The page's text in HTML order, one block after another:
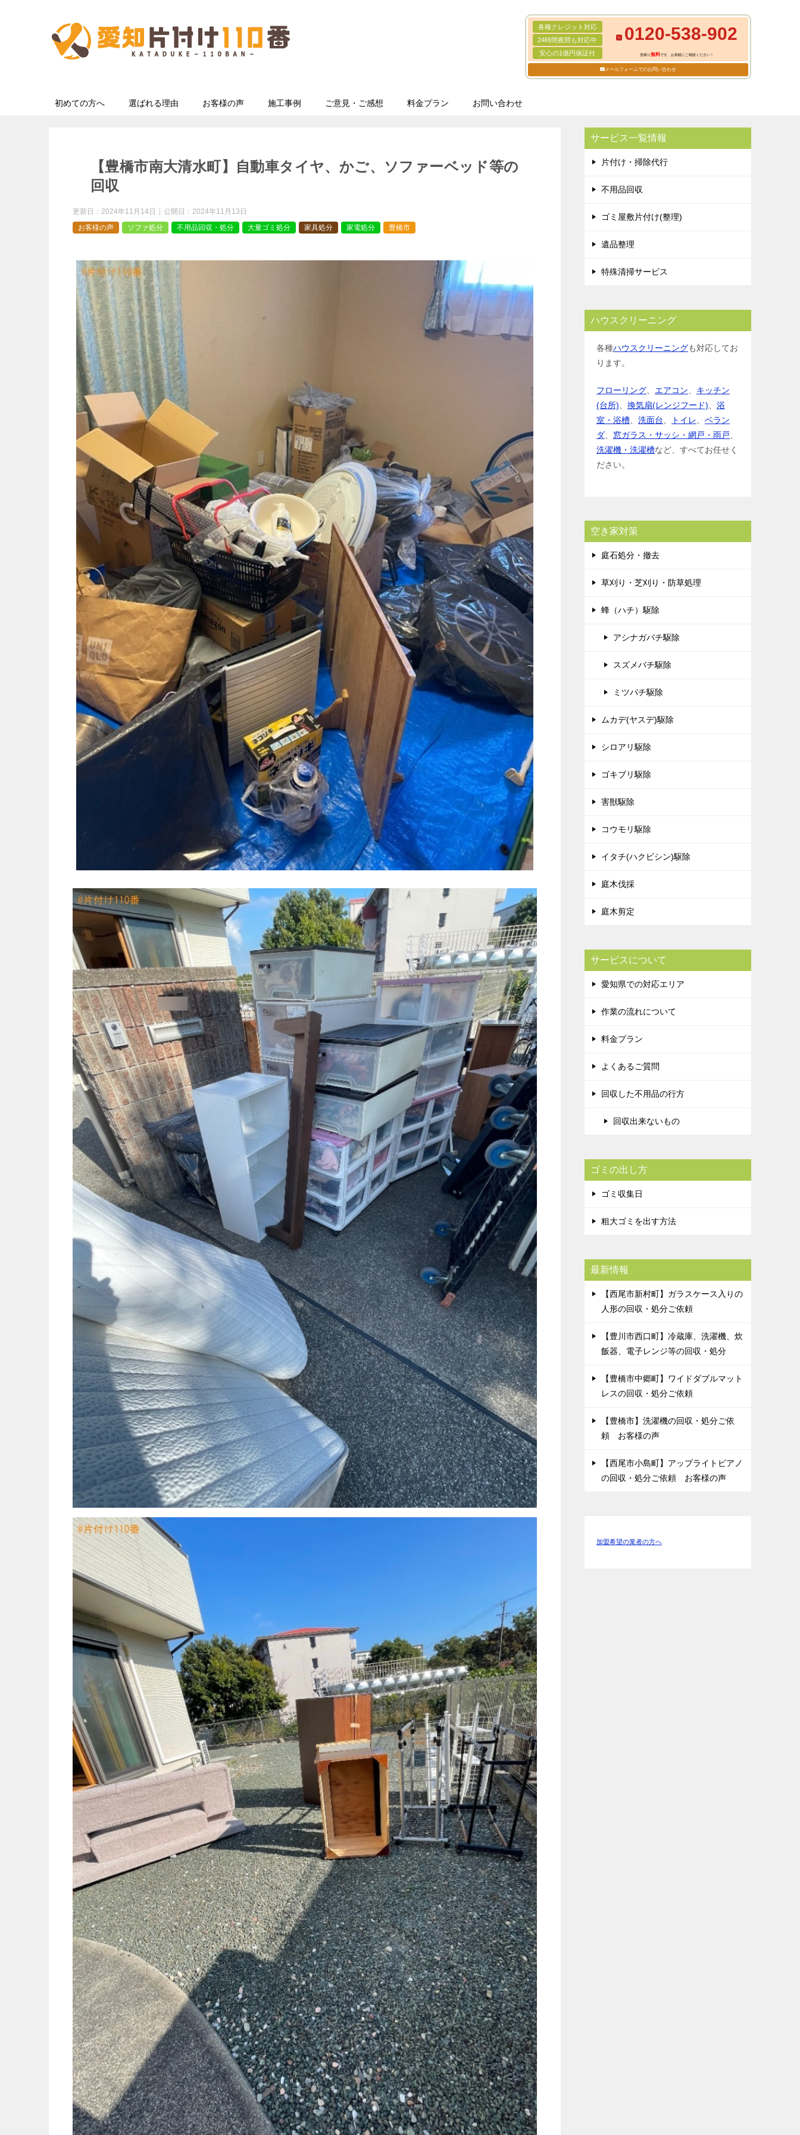
各種クレジット対応
24時間夜間も対応中
安心の1億円保証付
0120-538-902
見積り無料です。お気軽にご相談ください！
メールフォームでのお問い合わせ
初めての方へ 選ばれる理由 お客様の声 施工事例 ご意見・ご感想 料金プラン お問い合わせ
【豊橋市南大清水町】自動車タイヤ、かご、ソファーベッド等の
回収
更新日： 2024年11月14日 公開日： 2024年11月13日
お客様の声
ソファ処分 不用品回収・処分 大量ゴミ処分 家具処分 家電処分 豊橋市
サービス一覧情報
片付け・掃除代行
不用品回収
ゴミ屋敷片付け(整理)
遺品整理
特殊清掃サービス
ハウスクリーニング
各種ハウスクリーニングも対応してお
ります。
フローリング エアコン
キッチン
(台所)
換気扇(レンジフード)
浴
室・浴槽
洗面台 トイレ
ベラン
ダ
窓ガラス・サッシ・網戸・雨戸
洗濯機・洗濯槽など、すべてお任せく
ださい。
空き家対策
庭石処分・撤去
草刈り・芝刈り・防草処理
蜂（ハチ）駆除
アシナガバチ駆除
スズメバチ駆除
ミツバチ駆除
ムカデ(ヤスデ)駆除
シロアリ駆除
ゴキブリ駆除
害獣駆除
コウモリ駆除
イタチ(ハクビシン)駆除
庭木伐採
庭木剪定
サービスについて
愛知県での対応エリア
作業の流れについて
料金プラン
よくあるご質問
回収した不用品の行方
回収出来ないもの
ゴミの出し方
ゴミ収集日
粗大ゴミを出す方法
最新情報
【西尾市新村町】ガラスケース入りの
人形の回収・処分ご依頼
【豊川市西口町】冷蔵庫、洗濯機、炊
飯器、電子レンジ等の回収・処分
【豊橋市中郷町】ワイドダブルマット
レスの回収・処分ご依頼
【豊橋市】洗濯機の回収・処分ご依
頼 お客様の声
【西尾市小島町】アップライトピアノ
の回収・処分ご依頼 お客様の声
加盟希望の業者の方へ